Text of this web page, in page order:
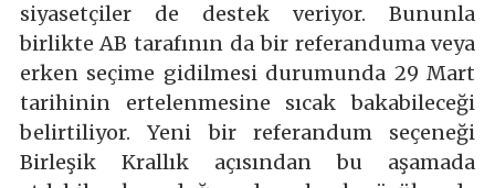
siyasetçiler de destek veriyor. Bununla
birlikte AB tarafının da bir referanduma veya
erken seçime gidilmesi durumunda 29 Mart
tarihinin ertelenmesine sıcak bakabileceği
belirtiliyor. Yeni bir referandum seçeneği
Birleşik Krallık açısından bu aşamada